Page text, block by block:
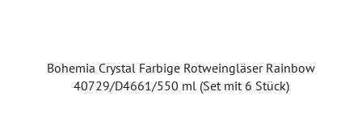
Bohemia Crystal Farbige Rotweingläser Rainbow
40729/D4661/550 ml (Set mit 6 Stück)